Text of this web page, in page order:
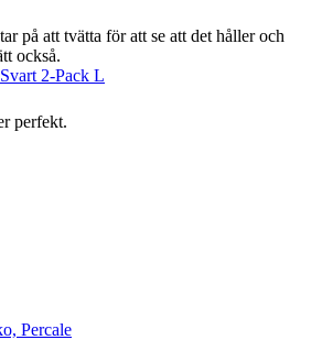
på att tvätta för att se att det håller och
också.
2-Pack L
perfekt.
Percale